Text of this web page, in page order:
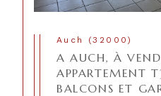
Auch (32000)
A AUCH, À
APPARTEMENT
BALCONS ET